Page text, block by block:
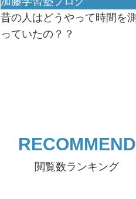
昔の人はどうやって時間を測
っていたの？？
RECOMMEND
閲覧数ランキング